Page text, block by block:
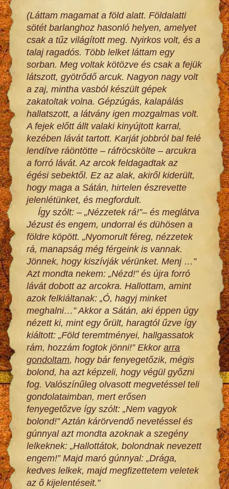
(Láttam magamat a föld alatt. Földalatti
sötét barlanghoz hasonló helyen, amelyet
csak a tűz világított meg. Nyirkos volt, és a
talaj ragadós. Több lelket láttam egy
sorban. Meg voltak kötözve és csak a fejük
látszott, gyötrődő arcuk. Nagyon nagy volt
a zaj, mintha vasból készült gépek
zakatoltak volna. Gépzúgás, kalapálás
hallatszott, a látvány igen mozgalmas volt.
A fejek előtt állt valaki kinyújtott karral,
kezében lávát tartott. Karját jobbról bal felé
lendítve ráöntötte – ráfröcskölte – arcukra
a forró lávát. Az arcok feldagadtak az
égési sebektől. Ez az alak, akiről kiderült,
hogy maga a Sátán, hirtelen észrevette
jelenlétünket, és megfordult.
Így szólt: – „Nézzetek rá!”– és meglátva
Jézust és engem, undorral és dühösen a
földre köpött. „Nyomorult féreg, nézzetek
rá, manapság még férgeink is vannak.
Jönnek, hogy kiszívják vérünket. Menj …”
Azt mondta nekem: „Nézd!” és újra forró
lávát dobott az arcokra. Hallottam, amint
azok felkiáltanak: „Ó, hagyj minket
meghalni…” Akkor a Sátán, aki éppen úgy
nézett ki, mint egy őrült, haragtól űzve így
kiáltott: „Föld teremtményei, hallgassatok
rám, hozzám fogtok jönni!” Ekkorarra
gondoltam, hogy bár fenyegetőzik, mégis
bolond, ha azt képzeli, hogy végül győzni
fog. Valószínűleg olvasott megvetéssel teli
gondolataimban, mert erősen
fenyegetőzve így szólt: „Nem vagyok
bolond!” Aztán kárörvendő nevetéssel és
gúnnyal azt mondta azoknak a szegény
lelkeknek: „Hallottátok, bolondnak nevezett
engem!” Majd maró gúnnyal: „Drága,
kedves lelkek, majd megfizettetem veletek
az ő kijelentéseit.”